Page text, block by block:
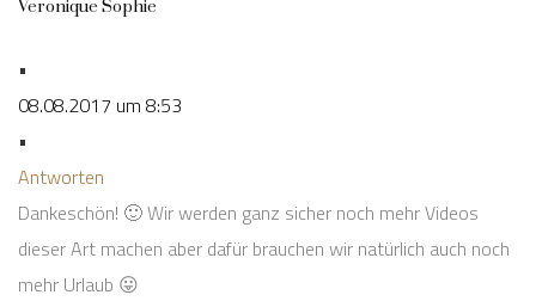
Veronique Sophie
•
08.08.2017 um 8:53
•
Antworten
Dankeschön! 🙂 Wir werden ganz sicher noch mehr Videos
dieser Art machen aber dafür brauchen wir natürlich auch noch
mehr Urlaub 😛